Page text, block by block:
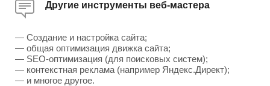
Другие инструменты веб-мастера
— Создание и настройка сайта;
— общая оптимизация движка сайта;
— SEO-оптимизация (для поисковых систем);
— контекстная реклама (например Яндекс.Директ);
— и многое другое.